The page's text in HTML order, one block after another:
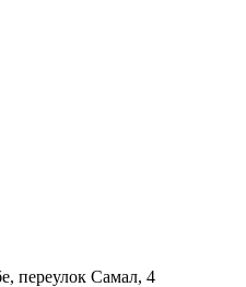
переулок Самал, 4